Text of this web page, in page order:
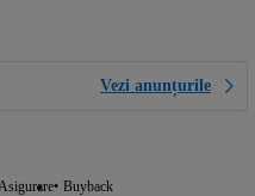
Vezi anunțurile
Asigurare Buyback